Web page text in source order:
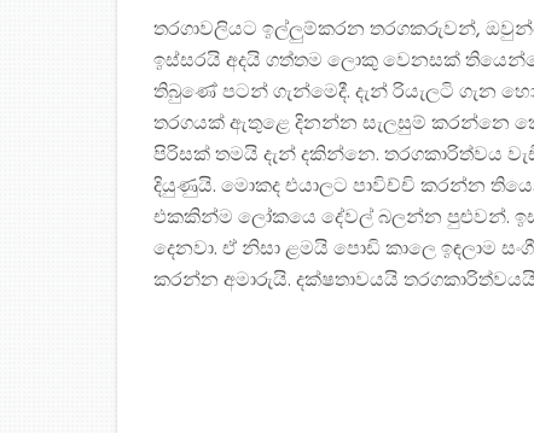
තරගාවලියට ඉල්ලුම්කරන තරගකරුවන්,
ඉස්සරයි අදයි ගත්තම ලොකු වෙනසක්
තිබුණේ පටන් ගැන්මෙදී. දැන් රියැලටි ගැන
තරගයක් ඇතුළෙ දිනන්න සැලසුම් කරන්නෙ
පිරිසක් තමයි දැන් දකින්නෙ. තරගකාරිත්වය
දියුණුයි. මොකද එයාලට පාවිච්චි කරන්න
එකකින්ම ලෝකයෙ දේවල් බලන්න පුළුවන්.
දෙනවා. ඒ නිසා ළමයි පොඩි කාලෙ ඉඳලාම
කරන්න අමාරුයි. දක්ෂතාවයයි